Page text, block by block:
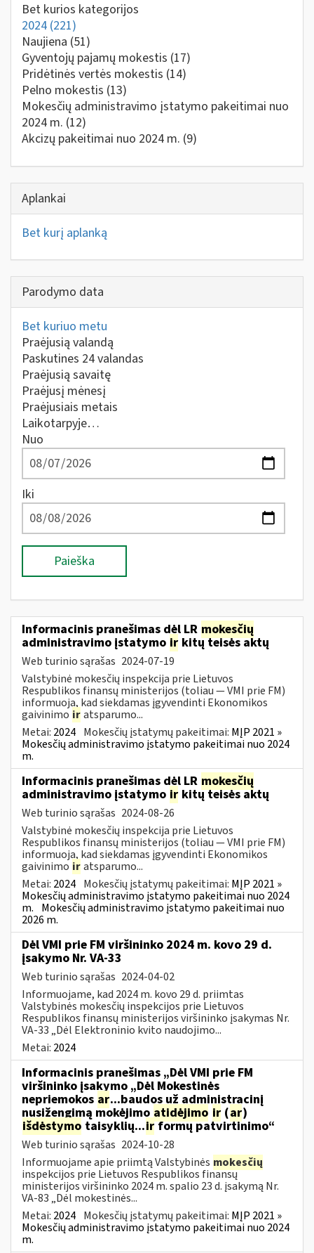
Bet kurios kategorijos
2024 (221)
Naujiena (51)
Gyventojų pajamų mokestis (17)
Pridėtinės vertės mokestis (14)
Pelno mokestis (13)
Mokesčių administravimo įstatymo pakeitimai nuo
2024 m. (12)
Akcizų pakeitimai nuo 2024 m. (9)
Aplankai
Bet kurį aplanką
Parodymo data
Bet kuriuo metu
Praėjusią valandą
Paskutines 24 valandas
Praėjusią savaitę
Praėjusį mėnesį
Praėjusiais metais
Laikotarpyje…
Nuo
Iki
Paieška
Informacinis pranešimas dėl LR mokesčių
administravimo įstatymo ir kitų teisės aktų
Web turinio sąrašas 2024-07-19
Valstybinė mokesčių inspekcija prie Lietuvos
Respublikos finansų ministerijos (toliau — VMI prie FM)
informuoja, kad siekdamas įgyvendinti Ekonomikos
gaivinimo iratsparumo...
Metai: 2024 Mokesčių įstatymų pakeitimai: MĮP 2021 »
Mokesčių administravimo įstatymo pakeitimai nuo 2024
m.
Informacinis pranešimas dėl LR mokesčių
administravimo įstatymo ir kitų teisės aktų
Web turinio sąrašas 2024-08-26
Valstybinė mokesčių inspekcija prie Lietuvos
Respublikos finansų ministerijos (toliau — VMI prie FM)
informuoja, kad siekdamas įgyvendinti Ekonomikos
gaivinimo iratsparumo...
Metai: 2024 Mokesčių įstatymų pakeitimai: MĮP 2021 »
Mokesčių administravimo įstatymo pakeitimai nuo 2024
m. Mokesčių administravimo įstatymo pakeitimai nuo
2026 m.
Dėl VMI prie FM viršininko 2024 m. kovo 29 d.
įsakymo Nr. VA-33
Web turinio sąrašas 2024-04-02
Informuojame, kad 2024 m. kovo 29 d. priimtas
Valstybinės mokesčių inspekcijos prie Lietuvos
Respublikos finansų ministerijos viršininko įsakymas Nr.
VA-33 „Dėl Elektroninio kvito naudojimo...
Metai: 2024
Informacinis pranešimas „Dėl VMI prie FM
viršininko įsakymo „Dėl Mokestinės
nepriemokos ar...baudos už administracinį
nusižengimą mokėjimo atidėjimo ir (ar)
išdėstymo taisyklių...irformų patvirtinimo“
Web turinio sąrašas 2024-10-28
Informuojame apie priimtą Valstybinės mokesčių
inspekcijos prie Lietuvos Respublikos finansų
ministerijos viršininko 2024 m. spalio 23 d. įsakymą Nr.
VA-83 „Dėl mokestinės...
Metai: 2024 Mokesčių įstatymų pakeitimai: MĮP 2021 »
Mokesčių administravimo įstatymo pakeitimai nuo 2024
m.